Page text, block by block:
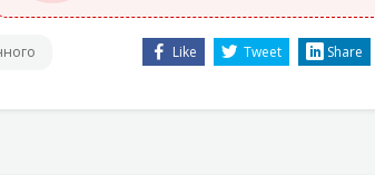
Like Tweet Share